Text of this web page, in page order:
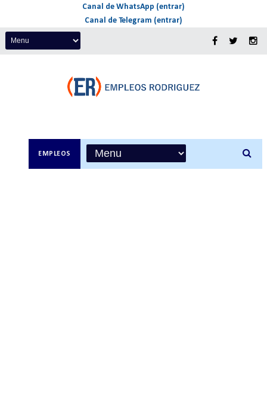
Canal de WhatsApp (entrar)
Canal de Telegram (entrar)
EMPLEOS